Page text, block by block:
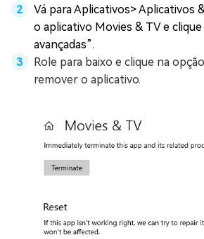
Vá para Aplicativos> Aplicativos
o aplicativo Movies & TV e
avançadas”.
Role para baixo e clique na
remover o aplicativo.